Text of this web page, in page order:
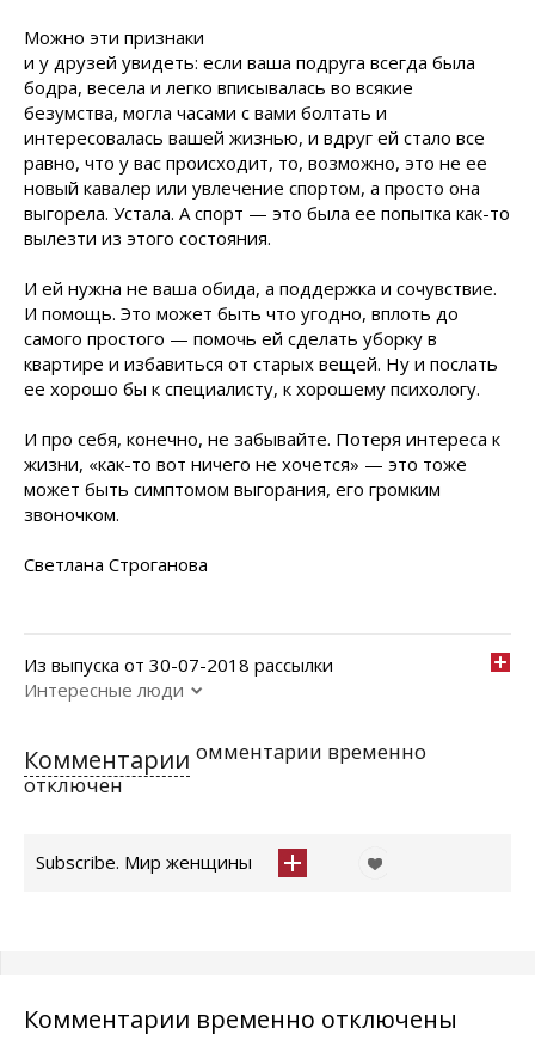
Можно эти признаки
и у друзей увидеть: если ваша подруга всегда была
бодра, весела и легко вписывалась во всякие
безумства, могла часами с вами болтать и
интересовалась вашей жизнью, и вдруг ей стало все
равно, что у вас происходит, то, возможно, это не ее
новый кавалер или увлечение спортом, а просто она
выгорела. Устала. А спорт — это была ее попытка как-то
вылезти из этого состояния.
И ей нужна не ваша обида, а поддержка и сочувствие.
И помощь. Это может быть что угодно, вплоть до
самого простого — помочь ей сделать уборку в
квартире и избавиться от старых вещей. Ну и послать
ее хорошо бы к специалисту, к хорошему психологу.
И про себя, конечно, не забывайте. Потеря интереса к
жизни, «как-то вот ничего не хочется» — это тоже
может быть симптомом выгорания, его громким
звоночком.
Светлана Строганова
Из выпуска от 30-07-2018 рассылки
Интересные люди
Комментарии омментарии временно
отключен
Subscribe. Мир женщины
Комментарии временно отключены